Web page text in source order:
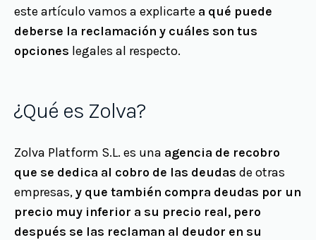
este artículo vamos a explicarte a qué puede
deberse la reclamación y cuáles son tus
opciones legales al respecto.
¿Qué es Zolva?
Zolva Platform S.L. es una agencia de recobro
que se dedica al cobro de las deudas de otras
empresas,y que también compra deudas por un
precio muy inferior a su precio real, pero
después se las reclaman al deudor en su